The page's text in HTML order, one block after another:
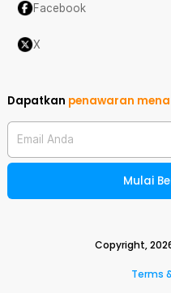
Facebook
X
Dapatkan penawaran
Email Anda
Mulai
Copyright,
Terms